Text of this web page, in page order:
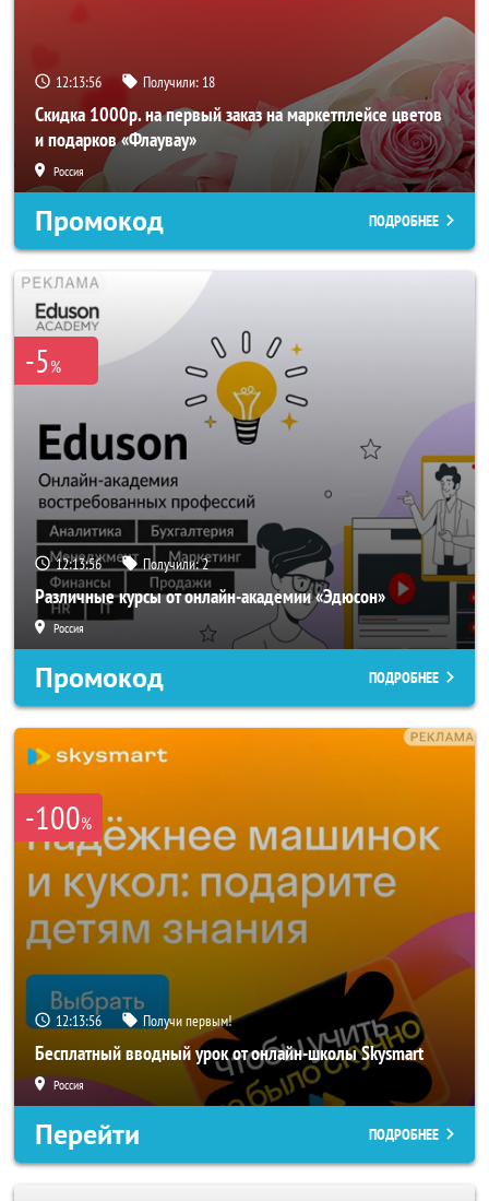
12:13:53 Получили: 18
Скидка 1000р. на первый заказ на маркетплейсе цветов
и подарков «Флаувау»
Россия
Промокод ПОДРОБНЕЕ
-5%
12:13:53 Получили:2
Различные курсы от онлайн-академии «Эдюсон»
Россия
Промокод ПОДРОБНЕЕ
-100%
12:13:53 Получи первым!
Бесплатный вводный урок от онлайн-школы Skysmart
Россия
Перейти ПОДРОБНЕЕ